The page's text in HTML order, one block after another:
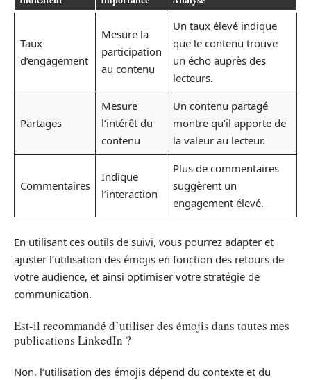
Taux
d’engagement
Mesure la
participation
au contenu
Un taux élevé indique
que le contenu trouve
un écho auprès des
lecteurs.
Partages
Mesure
l’intérêt du
contenu
Un contenu partagé
montre qu’il apporte de
la valeur au lecteur.
Commentaires
Indique
l’interaction
Plus de commentaires
suggèrent un
engagement élevé.
En utilisant ces outils de suivi, vous pourrez adapter et
ajuster l’utilisation des émojis en fonction des retours de
votre audience, et ainsi optimiser votre stratégie de
communication.
Est-il recommandé d’utiliser des émojis dans toutes mes
publications LinkedIn ?
Non, l’utilisation des émojis dépend du contexte et du